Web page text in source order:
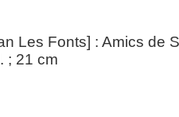
Les Fonts] : Amics de
; 21 cm